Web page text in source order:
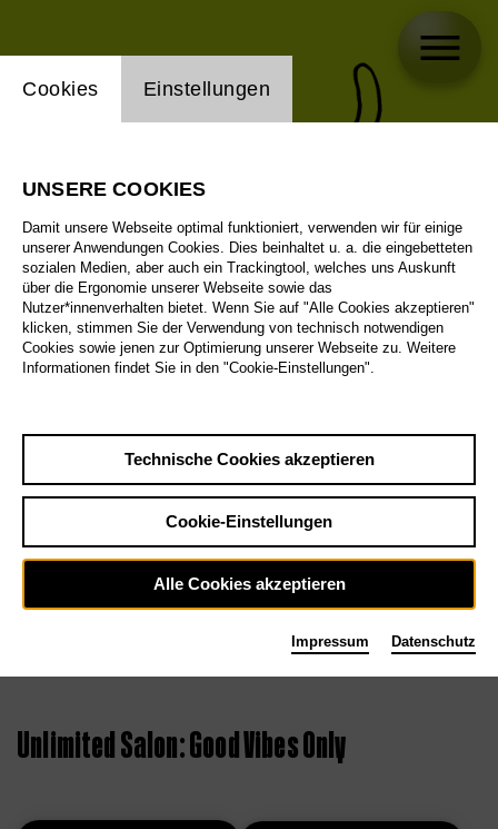
Unlimited Salon: Good Vibes Only
Einstellung Website Cookie
Cookies Einstellungen
UNSERE COOKIES
Damit unsere Webseite optimal funktioniert, verwenden wir für einige
unserer Anwendungen Cookies. Dies beinhaltet u. a. die eingebetteten
sozialen Medien, aber auch ein Trackingtool, welches uns Auskunft
über die Ergonomie unserer Webseite sowie das
Nutzer*innenverhalten bietet. Wenn Sie auf "Alle Cookies akzeptieren"
klicken, stimmen Sie der Verwendung von technisch notwendigen
Cookies sowie jenen zur Optimierung unserer Webseite zu. Weitere
Informationen findet Sie in den "Cookie-Einstellungen".
Technische Cookies akzeptieren
Cookie-Einstellungen
Alle Cookies akzeptieren
Impressum Datenschutz